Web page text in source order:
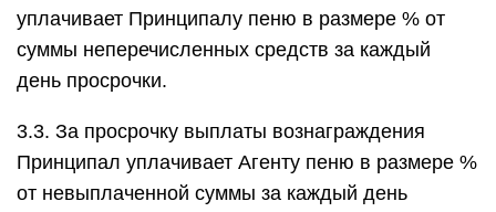
уплачивает Принципалу пеню в размере % от
суммы неперечисленных средств за каждый
день просрочки.
3.3. За просрочку выплаты вознаграждения
Принципал уплачивает Агенту пеню в размере %
от невыплаченной суммы за каждый день